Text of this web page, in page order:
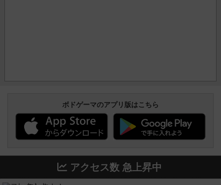
ボドゲーマのアプリ版はこちら
アクセス数 急上昇中